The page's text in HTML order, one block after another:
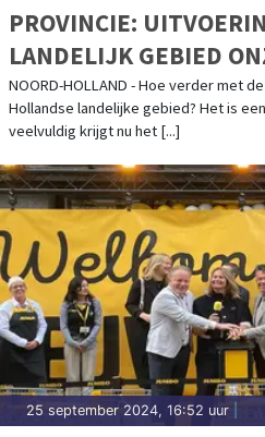
PROVINCIE:
LANDELIJK GEBIED
NOORD-HOLLAND - Hoe verder met
Hollandse landelijke gebied? Het is
veelvuldig krijgt nu het [...]
25 september 2024, 16:52 uur